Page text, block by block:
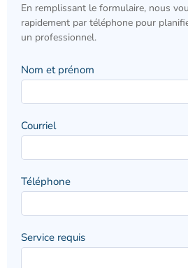
rendez-
vous
En remplissant le formulaire, nous
rapidement par téléphone pour
un professionnel.
Nom et prénom
Courriel
Téléphone
Service requis